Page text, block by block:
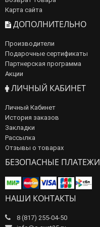
Карта сайта
ДОПОЛНИТЕЛЬНО
Производители
Подарочные сертификаты
Партнерская программа
Акции
ЛИЧНЫЙ КАБИНЕТ
Личный Кабинет
История заказов
Закладки
Рассылка
Отзывы о товарах
БЕЗОПАСНЫЕ ПЛАТЕЖИ
НАШИ КОНТАКТЫ
8 (817) 255-04-50